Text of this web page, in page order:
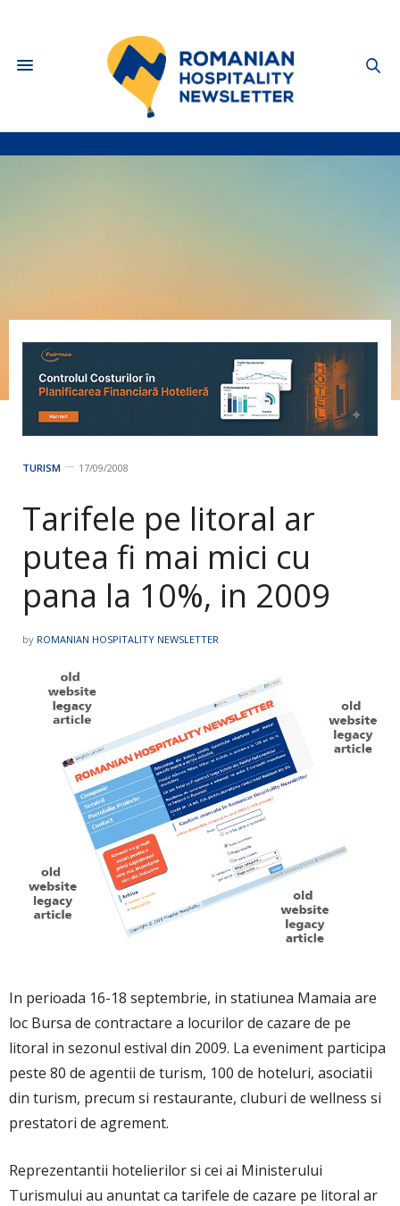
TURISM 17/09/2008
Tarifele pe litoral ar
putea fi mai mici cu
pana la 10%, in 2009
by ROMANIAN HOSPITALITY NEWSLETTER
In perioada 16-18 septembrie, in statiunea Mamaia are
loc Bursa de contractare a locurilor de cazare de pe
litoral in sezonul estival din 2009. La eveniment participa
peste 80 de agentii de turism, 100 de hoteluri, asociatii
din turism, precum si restaurante, cluburi de wellness si
prestatori de agrement.
Reprezentantii hotelierilor si cei ai Ministerului
Turismului au anuntat ca tarifele de cazare pe litoral ar